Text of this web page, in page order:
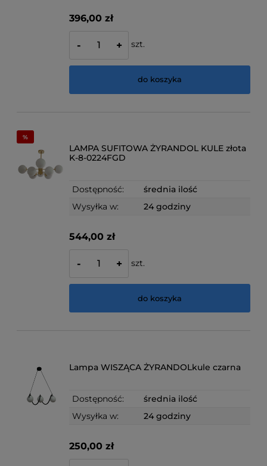
396,00 zł
- + szt.
do koszyka
LAMPA SUFITOWA ŻYRANDOL KULE złota
K-8-0224FGD
Dostępność:
średnia ilość
Wysyłka w:
24 godziny
544,00 zł
- + szt.
do koszyka
Lampa WISZĄCA ŻYRANDOLkule czarna
Dostępność:
średnia ilość
Wysyłka w:
24 godziny
250,00 zł